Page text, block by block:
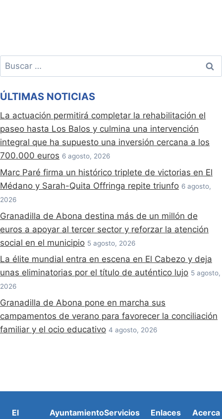
Buscar:
ÚLTIMAS NOTICIAS
La actuación permitirá completar la rehabilitación el
paseo hasta Los Balos y culmina una intervención
integral que ha supuesto una inversión cercana a los
700.000 euros 6 agosto, 2026
Marc Paré firma un histórico triplete de victorias en El
Médano y Sarah-Quita Offringa repite triunfo 6 agosto,
2026
Granadilla de Abona destina más de un millón de
euros a apoyar al tercer sector y reforzar la atención
social en el municipio 5 agosto, 2026
La élite mundial entra en escena en El Cabezo y deja
unas eliminatorias por el título de auténtico lujo 5 agosto,
2026
Granadilla de Abona pone en marcha sus
campamentos de verano para favorecer la conciliación
familiar y el ocio educativo 4 agosto, 2026
El AyuntamientoServicios Enlaces Acerca